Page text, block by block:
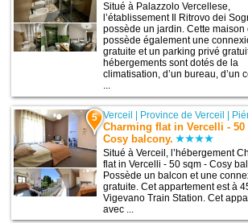
Situé à Palazzolo Vercellese,
l’établissement Il Ritrovo dei
possède un jardin. Cette maison
possède également une
gratuite et un parking privé
hébergements sont dotés de la
climatisation, d’un bureau, d’un
...
5 Verceil | Province de Verceil |
Charming flat in Vercelli - 50
Cosy balcony.
Situé à Verceil, l’hébergement
flat in Vercelli - 50 sqm - Cosy
Possède un balcon et une
gratuite. Cet appartement est à
Vigevano Train Station. Cet
avec ...